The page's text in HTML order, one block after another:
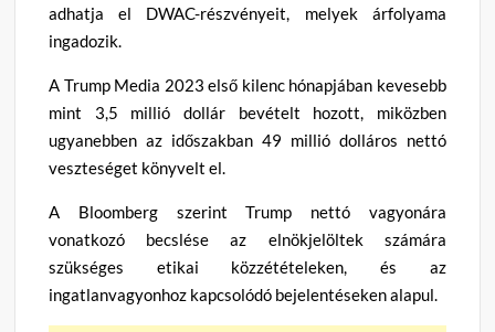
adhatja el DWAC-részvényeit, melyek árfolyama
ingadozik.
A Trump Media 2023 első kilenc hónapjában kevesebb
mint 3,5 millió dollár bevételt hozott, miközben
ugyanebben az időszakban 49 millió dolláros nettó
veszteséget könyvelt el.
A Bloomberg szerint Trump nettó vagyonára
vonatkozó becslése az elnökjelöltek számára
szükséges etikai közzétételeken, és az
ingatlanvagyonhoz kapcsolódó bejelentéseken alapul.